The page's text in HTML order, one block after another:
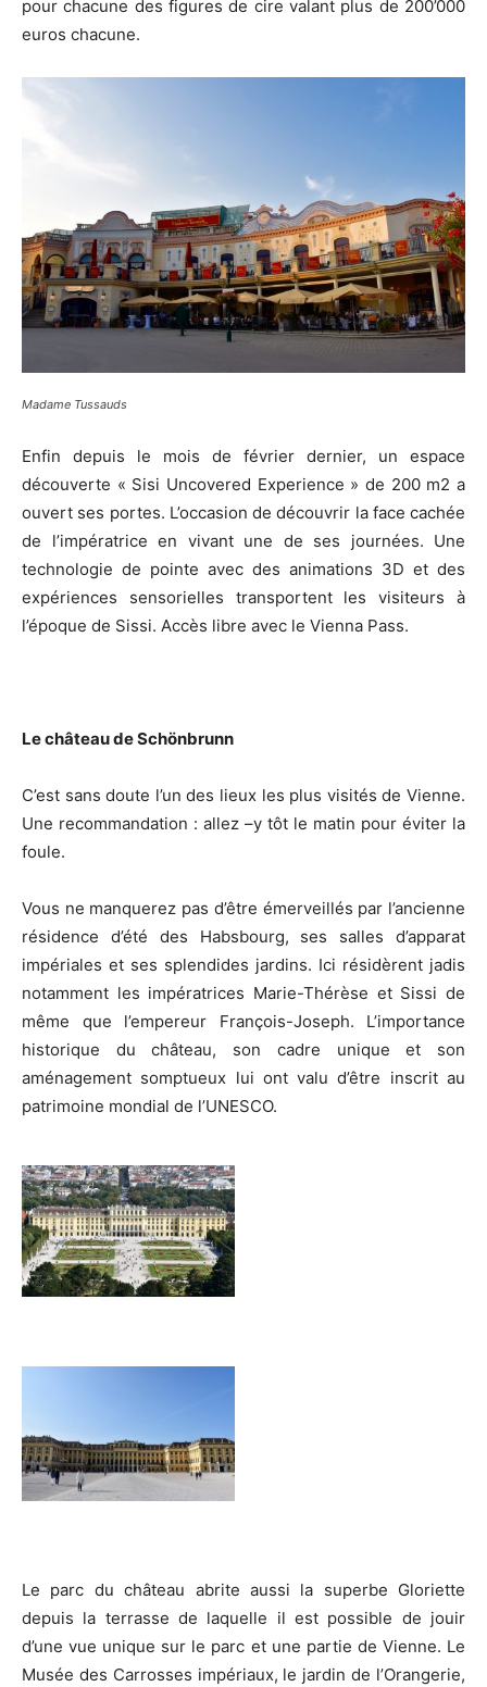
pour chacune des figures de cire valant plus de 200’000
euros chacune.
Madame Tussauds
Enfin depuis le mois de février dernier, un espace
découverte « Sisi Uncovered Experience » de 200 m2 a
ouvert ses portes. L’occasion de découvrir la face cachée
de l’impératrice en vivant une de ses journées. Une
technologie de pointe avec des animations 3D et des
expériences sensorielles transportent les visiteurs à
l’époque de Sissi. Accès libre avec le Vienna Pass.
Le château de Schönbrunn
C’est sans doute l’un des lieux les plus visités de Vienne.
Une recommandation : allez –y tôt le matin pour éviter la
foule.
Vous ne manquerez pas d’être émerveillés par l’ancienne
résidence d’été des Habsbourg, ses salles d’apparat
impériales et ses splendides jardins. Ici résidèrent jadis
notamment les impératrices Marie-Thérèse et Sissi de
même que l’empereur François-Joseph. L’importance
historique du château, son cadre unique et son
aménagement somptueux lui ont valu d’être inscrit au
patrimoine mondial de l’UNESCO.
Le parc du château abrite aussi la superbe Gloriette
depuis la terrasse de laquelle il est possible de jouir
d’une vue unique sur le parc et une partie de Vienne. Le
Musée des Carrosses impériaux, le jardin de l’Orangerie,